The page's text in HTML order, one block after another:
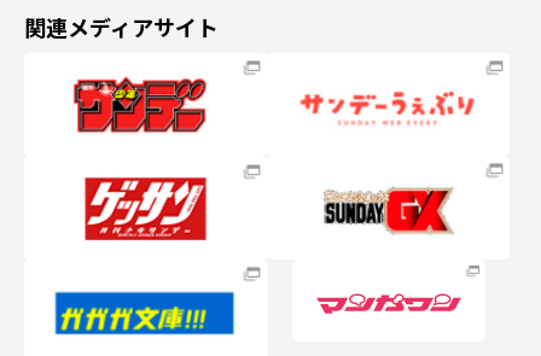
関連メディアサイト